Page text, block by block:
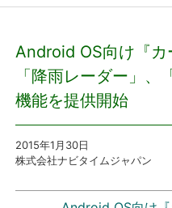
プレスリリース
おしらせ
サービス
Android OS向け『カ
「降雨レーダー」、
機能を提供開始
2015年1月30日
株式会社ナビタイムジャパン